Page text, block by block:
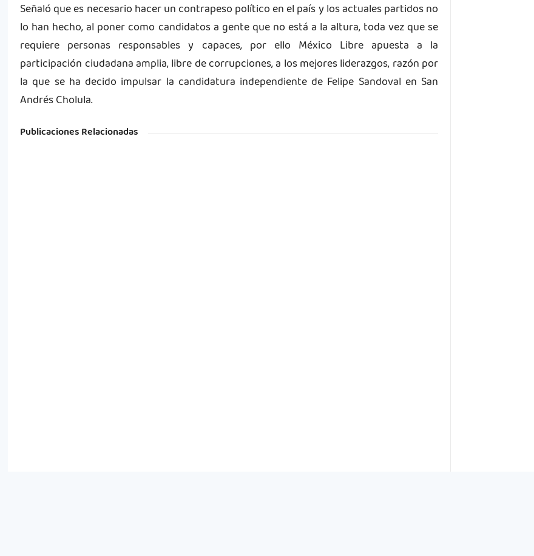
Señaló que es necesario hacer un contrapeso político en el país y los actuales partidos no
lo han hecho, al poner como candidatos a gente que no está a la altura, toda vez que se
requiere personas responsables y capaces, por ello México Libre apuesta a la
participación ciudadana amplia, libre de corrupciones, a los mejores liderazgos, razón por
la que se ha decido impulsar la candidatura independiente de Felipe Sandoval en San
Andrés Cholula.
Publicaciones Relacionadas